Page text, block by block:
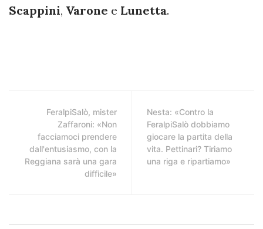
Scappini, Varone e Lunetta.
FeralpiSalò, mister
Zaffaroni: «Non
facciamoci prendere
dall'entusiasmo, con la
Reggiana sarà una gara
difficile»
Nesta: «Contro la
FeralpiSalò dobbiamo
giocare la partita della
vita. Pettinari? Tiriamo
una riga e ripartiamo»